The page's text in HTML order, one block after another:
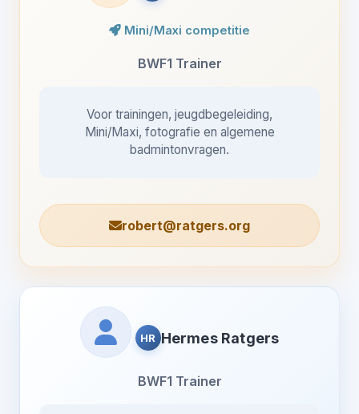
Mini/Maxi competitie
BWF1 Trainer
Voor trainingen, jeugdbegeleiding,
Mini/Maxi, fotografie en algemene
badmintonvragen.
robert@ratgers.org
HR Hermes Ratgers
BWF1 Trainer